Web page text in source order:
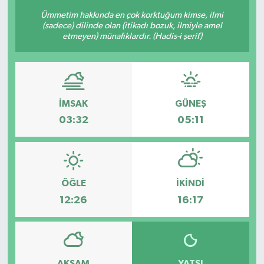
Ümmetim hakkında en çok korktuğum kimse, ilmi
(sadece) dilinde olan (itikadı bozuk, ilmiyle amel
etmeyen) münafıklardır. (Hadis-i şerif)
İMSAK
03:32
GÜNEŞ
05:11
ÖĞLE
12:26
İKINDI
16:17